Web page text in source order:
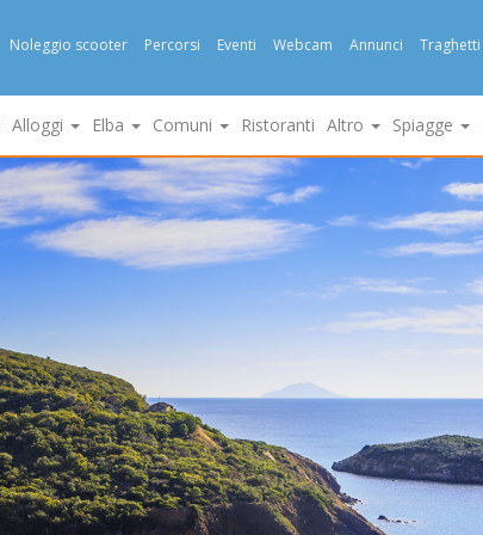
Noleggio scooter Percorsi Eventi Webcam Annunci Traghetti
Alloggi Elba Comuni Ristoranti Altro Spiagge